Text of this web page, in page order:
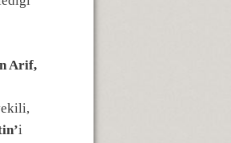
Arif,
i